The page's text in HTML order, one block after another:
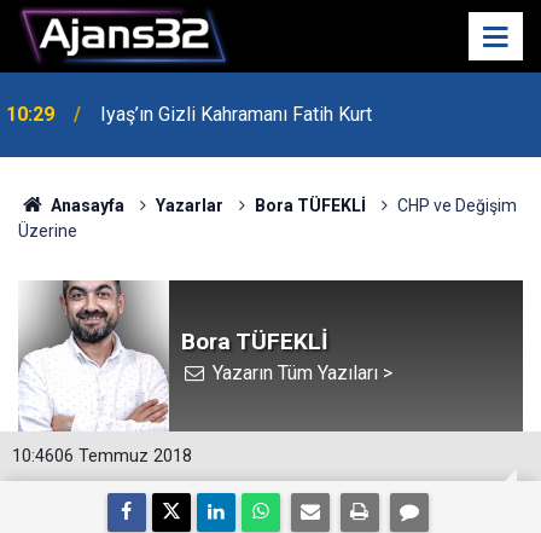
10:29 Iyaş’ın Gizli Kahramanı Fatih Kurt
00:52 Isparta'da Asker Eğlencesinde Kavga Çıktı
Anasayfa Yazarlar Bora TÜFEKLİ
CHP ve Değişim
Üzerine
Bora TÜFEKLİ
Yazarın Tüm Yazıları >
10:4606 Temmuz 2018